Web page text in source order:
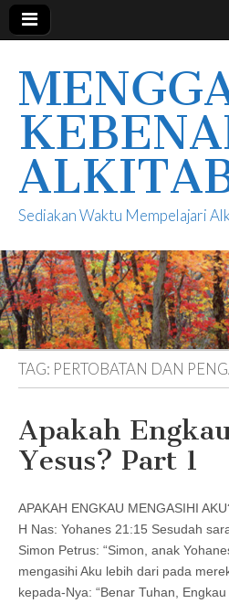
Sediakan Waktu Mempelajari
TAG: PERTOBATAN DAN
Apakah
Yesus? Part 1
APAKAH ENGKAU MENGASIHI
H Nas: Yohanes 21:15 Sesudah
Simon Petrus: “Simon, anak
mengasihi Aku lebih dari pada
kepada-Nya: “Benar Tuhan,